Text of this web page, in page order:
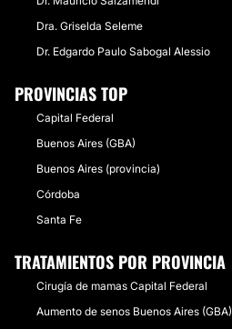
Dra. Griselda Seleme
Dr. Edgardo Paulo Sabogal Alessio
PROVINCIAS TOP
Capital Federal
Buenos Aires (GBA)
Buenos Aires (provincia)
Córdoba
Santa Fe
TRATAMIENTOS POR PROVINCIA
Cirugía de mamas Capital Federal
Aumento de senos Buenos Aires (GBA)